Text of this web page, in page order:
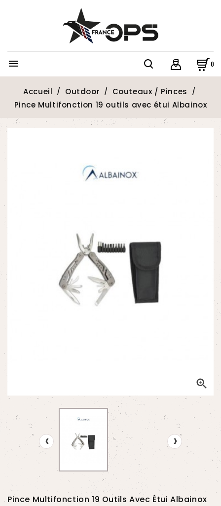
 0
Accueil Outdoor
Couteaux / Pinces
Pince Multifonction 19 outils avec étui Albainox

‹ ›
Pince Multifonction 19 Outils Avec Étui Albainox